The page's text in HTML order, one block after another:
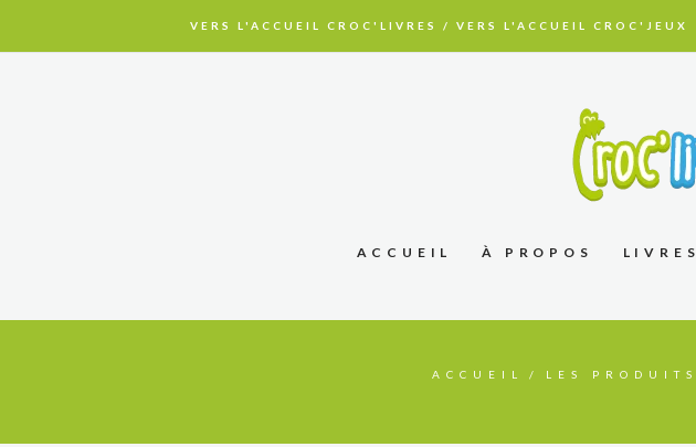
VERS L'ACCUEIL CROC'LIVRES / VERS L'ACCUEIL CROC'JEUX
ACCUEIL À PROPOS LIVRES
ACCUEIL LES PRODUITS